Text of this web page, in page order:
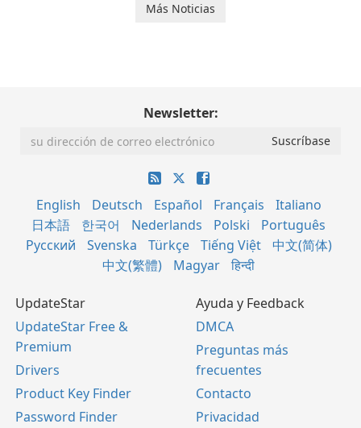
Más Noticias
Newsletter:
English Deutsch Español Français
Italiano
日本語
한국어 Nederlands Polski
Português
Русский
Svenska Türkçe Tiếng Việt
中文(简体)
中文(繁體)
Magyar हिन्दी
UpdateStar
UpdateStar Free &
Premium
Drivers
Product Key Finder
Password Finder
Ayuda y Feedback
DMCA
Preguntas más
frecuentes
Contacto
Privacidad